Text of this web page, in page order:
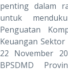
penting dalam
untuk
Penguatan
Keuangan
22 November
BPSDMD